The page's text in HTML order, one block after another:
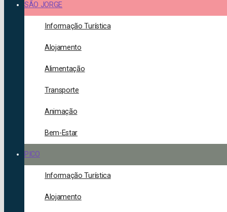
SÃO JORGE
Informação Turística
Alojamento
Alimentação
Transporte
Animação
Bem-Estar
PICO
Informação Turística
Alojamento